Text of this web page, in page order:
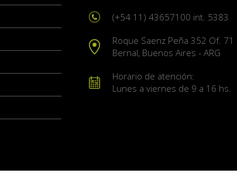
(+54 11) 43657100 int. 5383
Roque Saenz Peña 352 Of. 71
Bernal, Buenos Aires - ARG
Horario de atención:
Lunes a viernes de 9 a 16 hs.